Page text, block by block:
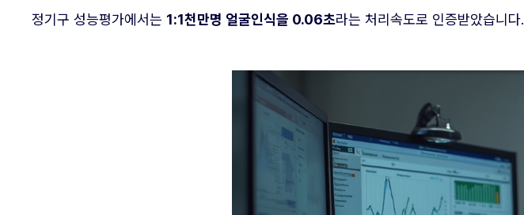
정기구 성능평가에서는 1:1천만명 얼굴인식을 0.06초라는 처리속도로 인증받았습니다.